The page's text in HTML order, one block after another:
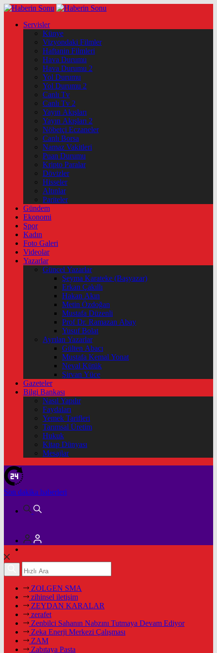
Servisler
Künye
Vizyondaki Filmler
Haftanin Filmleri
Hava Durumu
Hava Durumu 2
Yol Durumu
Yol Durumu 2
Canlı Tv
Canlı Tv 2
Yayın Akışları
Yayın Akışları 2
Nöbetçi Eczaneler
Canlı Borsa
Namaz Vakitleri
Puan Durumu
Kripto Paralar
Dövizler
Hisseler
Altınlar
Pariteler
Gündem
Ekonomi
Spor
Kadın
Foto Galeri
Videolar
Yazarlar
Güncel Yazarlar
Şeyma Karateke (Başyazar)
Erkan Çakıllı
Hakan Akın
Metin Özdoğan
Mustafa Düzenli
Prof Dr. Ramazan Abay
Yusuf Bolat
Ayrılan Yazarlar
Gülten Abacı
Mustafa Kemal Yonat
Neval Kütük
Şirvan Yüce
Gazeteler
Bilgi Bankası
Nasıl Yapılır
Faydaları
Yemek Tarifleri
Tarımsal Üretim
Hukuk
Kitap Dünyası
Mesajlar
Son dakika haberleri
ZOLGEN SMA
zihinsel iletişim
ZEYDAN KARALAR
zerafet
Zenbilci Sahanın Nabzını Tutmaya Devam Ediyor
Zeka Enerji Merkezi Çalışması
ZAM
Zabıtaya Pasta